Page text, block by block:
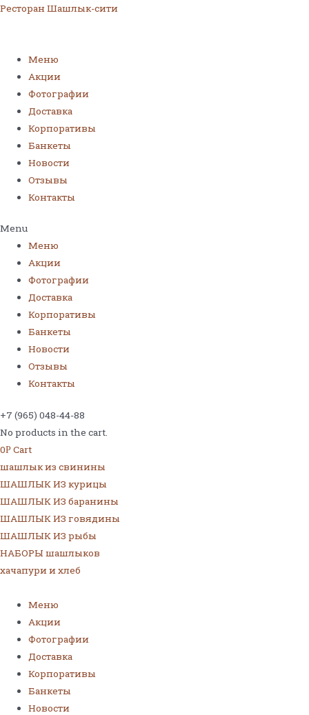
Ресторан Шашлык-сити
Меню
Акции
Фотографии
Доставка
Корпоративы
Банкеты
Новости
Отзывы
Контакты
Menu
Меню
Акции
Фотографии
Доставка
Корпоративы
Банкеты
Новости
Отзывы
Контакты
+7 (965) 048-44-88
No products in the cart.
0Р Cart
шашлык из свинины
ШАШЛЫК ИЗ курицы
ШАШЛЫК ИЗ баранины
ШАШЛЫК ИЗ говядины
ШАШЛЫК ИЗ рыбы
НАБОРЫ шашлыков
хачапури и хлеб
Меню
Акции
Фотографии
Доставка
Корпоративы
Банкеты
Новости